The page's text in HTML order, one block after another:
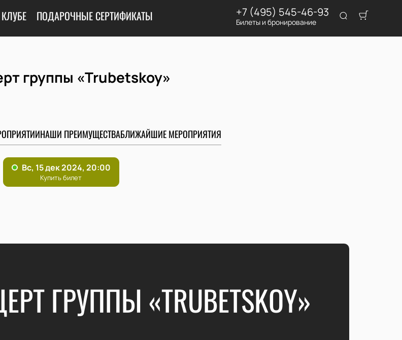
ПОДАРОЧНЫЕ СЕРТИФИКАТЫ +7 (495) 545-46-93
Билеты и бронирование
группы «Trubetskoy»
НАШИ ПРЕИМУЩЕСТВАБЛИЖАЙШИЕ МЕРОПРИЯТИЯ
ГРУППЫ «TRUBETSKOY»